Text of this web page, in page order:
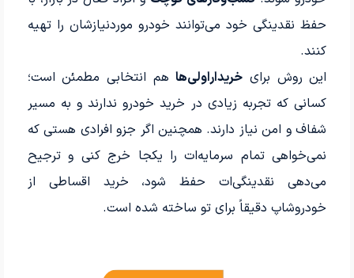
حفظ نقدینگی خود می‌توانند خودرو موردنیازشان را تهیه
کنند.
این روش برای خریداراولی‌هاهم انتخابی مطمئن است؛
کسانی که تجربه زیادی در خرید خودرو ندارند و به مسیر
شفاف و امن نیاز دارند. همچنین اگر جزو افرادی هستی که
نمی‌خواهی تمام سرمایه‌ات را یکجا خرج کنی و ترجیح
می‌دهی نقدینگی‌ات حفظ شود، خرید اقساطی از
خودروشاپ دقیقاً برای تو ساخته شده است.